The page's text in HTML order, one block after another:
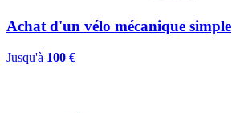
Achat d'un vélo mécanique simple
Jusqu'à 100 €